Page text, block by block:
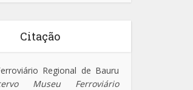
Citação
Regional de Bauru
Museu Ferroviário